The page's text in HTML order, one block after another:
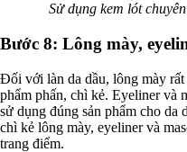
Sử dụng kem lót
Bước 8: Lông mày,
Đối với làn da dầu, lông mày rất
phẩm phấn, chì kẻ. Eyeliner và
sử dụng đúng sản phẩm cho da
chì kẻ lông mày, eyeliner và
trang điểm.